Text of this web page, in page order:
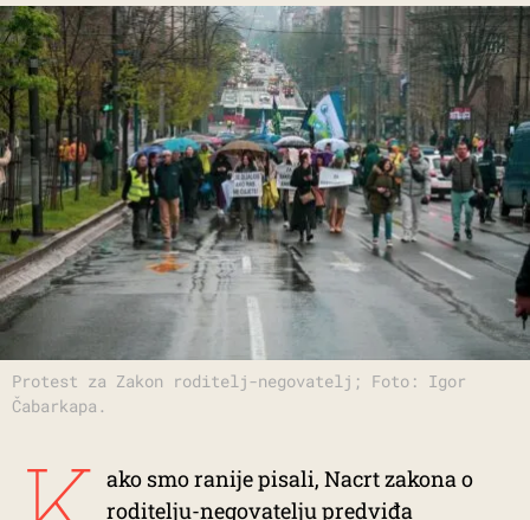
Protest za Zakon roditelj-negovatelj; Foto: Igor
Čabarkapa.
ako smo ranije pisali, Nacrt zakona o
roditelju-negovatelju predviđa